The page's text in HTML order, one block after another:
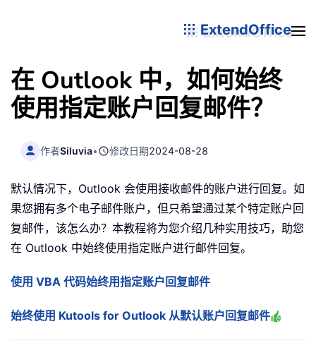
ExtendOffice
在 Outlook 中，如何始终
使用指定账户回复邮件？
作者Siluvia• 修改日期2024-08-28
默认情况下，Outlook 会使用接收邮件的账户进行回复。如
果您拥有多个电子邮件账户，但只希望通过某个特定账户回
复邮件，该怎么办？本教程将为您介绍几种实用技巧，助您
在 Outlook 中始终使用指定账户进行邮件回复。
使用 VBA 代码始终用指定账户回复邮件
始终使用 Kutools for Outlook 从默认账户回复邮件